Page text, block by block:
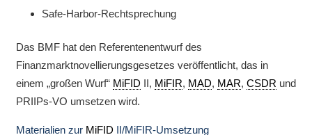
Safe-Harbor-Rechtsprechung
Das BMF hat den Referentenentwurf des
Finanzmarktnovellierungsgesetzes veröffentlicht, das in
einem „großen Wurf“ MiFID II, MiFIR, MAD, MAR, CSDR und
PRIIPs-VO umsetzen wird.
Materialien zur MiFID II/MiFIR-Umsetzung